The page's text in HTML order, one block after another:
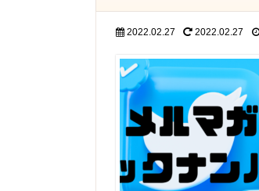
2022.02.27 2022.02.27